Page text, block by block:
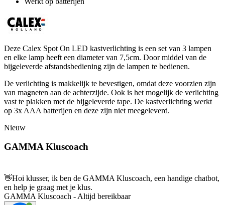
Deze Calex Spot On LED kastverlichting is een set van 3 lampen
en elke lamp heeft een diameter van 7,5cm. Door middel van de
bijgeleverde afstandsbediening zijn de lampen te bedienen.
De verlichting is makkelijk te bevestigen, omdat deze voorzien zijn
van magneten aan de achterzijde. Ook is het mogelijk de verlichting
vast te plakken met de bijgeleverde tape. De kastverlichting werkt
op 3x AAA batterijen en deze zijn niet meegeleverd.
Nieuw
GAMMA Kluscoach
👋Hoi klusser, ik ben de GAMMA Kluscoach, een handige chatbot,
en help je graag met je klus.
GAMMA Kluscoach - Altijd bereikbaar